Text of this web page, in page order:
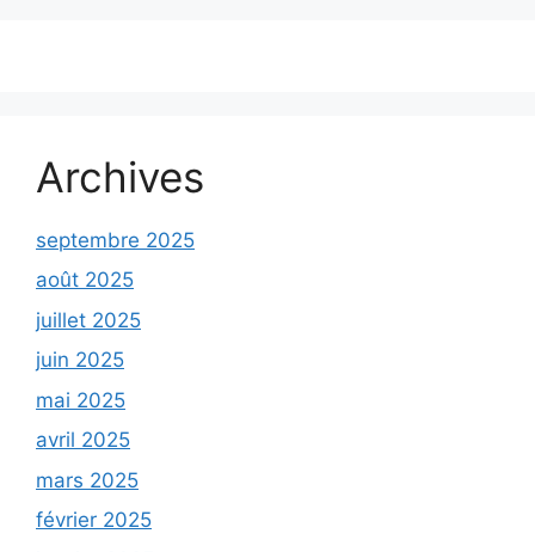
Archives
septembre 2025
août 2025
juillet 2025
juin 2025
mai 2025
avril 2025
mars 2025
février 2025